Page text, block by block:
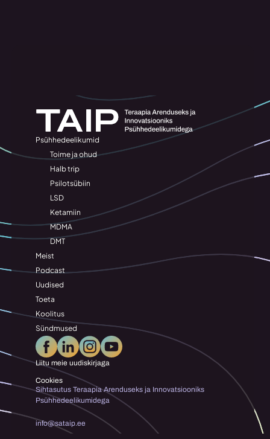
Psühhedeelikumid
Toime ja ohud
Halb trip
Psilotsübiin
LSD
Ketamiin
MDMA
DMT
Meist
Podcast
Uudised
Toeta
Koolitus
Sündmused
Liitu meie uudiskirjaga
Cookies
Sihtasutus Teraapia Arenduseks ja Innovatsiooniks
Psühhedeelikumidega
info@sataip.ee